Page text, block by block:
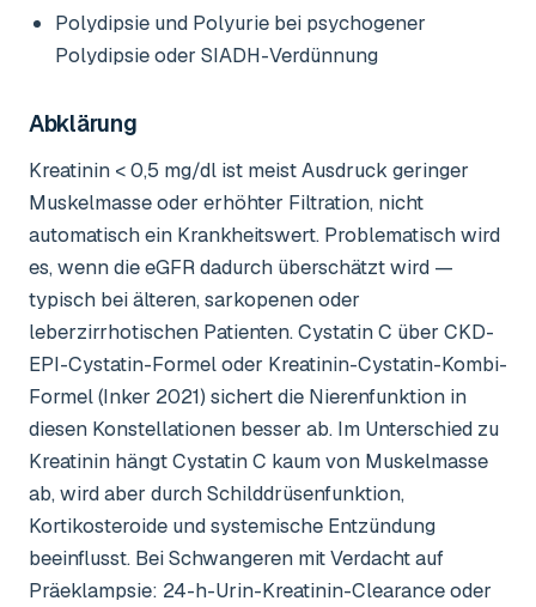
Polydipsie und Polyurie bei psychogener
Polydipsie oder SIADH-Verdünnung
Abklärung
Kreatinin < 0,5 mg/dl ist meist Ausdruck geringer
Muskelmasse oder erhöhter Filtration, nicht
automatisch ein Krankheitswert. Problematisch wird
es, wenn die eGFR dadurch überschätzt wird —
typisch bei älteren, sarkopenen oder
leberzirrhotischen Patienten. Cystatin C über CKD-
EPI-Cystatin-Formel oder Kreatinin-Cystatin-Kombi-
Formel (Inker 2021) sichert die Nierenfunktion in
diesen Konstellationen besser ab. Im Unterschied zu
Kreatinin hängt Cystatin C kaum von Muskelmasse
ab, wird aber durch Schilddrüsenfunktion,
Kortikosteroide und systemische Entzündung
beeinflusst. Bei Schwangeren mit Verdacht auf
Präeklampsie: 24-h-Urin-Kreatinin-Clearance oder